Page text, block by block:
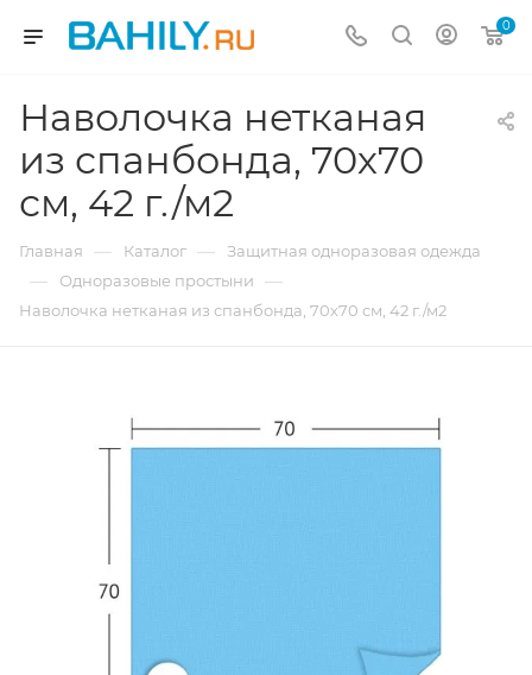
0
Наволочка нетканая
из спанбонда, 70х70
см, 42 г./м2
Главная — Каталог — Защитная одноразовая одежда
— Одноразовые простыни —
Наволочка нетканая из спанбонда, 70х70 см, 42 г./м2